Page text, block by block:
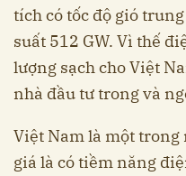
tích có tốc độ gió
suất 512 GW. Vì thế
lượng sạch cho Việt
nhà đầu tư trong và
Việt Nam là một trong
giá là có tiềm năng